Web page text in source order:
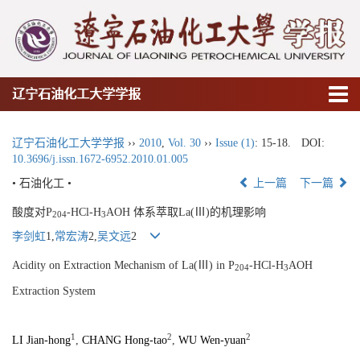
辽宁石油化工大学学报
辽宁石油化工大学学报 ›› 2010 Vol. 30 ›› Issue (1): 15-18.
DOI:
10.3696/j.issn.1672-6952.2010.01.005
• 石油化工 •
上一篇 下一篇
酸度对P204-HCl-H3AOH 体系萃取La(Ⅲ)的机理影响
李剑虹1, 常宏涛2, 吴文远2
Acidity on Extraction Mechanism of La(Ⅲ) in P204-HCl-H3AOH
Extraction System
LI Jian-hong1 CHANG Hong-tao2 WU Wen-yuan2